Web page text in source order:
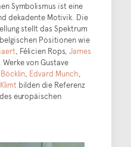
Symbolismus ist eine
dekadente Motivik. Die
stellt das Spektrum
Positionen wie
, Félicien Rops, James
von Gustave
, Edvard Munch,
bilden die Referenz
europäischen